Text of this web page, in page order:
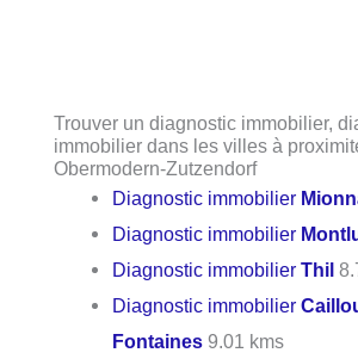
Trouver un diagnostic immobilier,
immobilier dans les villes à
Obermodern-Zutzendorf
Diagnostic immobilier
Diagnostic immobilier
Diagnostic immobilierThil
Diagnostic immobilier
Fontaines 9.01 kms